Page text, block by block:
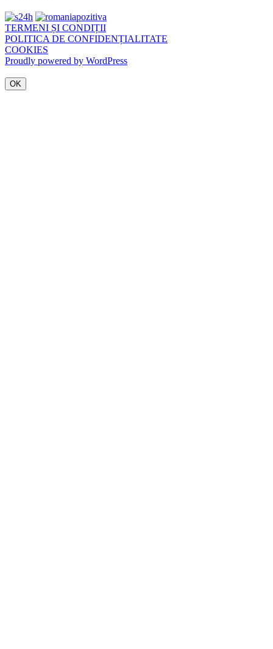
TERMENI ȘI CONDIȚII
POLITICA DE CONFIDENȚIALITATE
COOKIES
Proudly powered by WordPress
OK